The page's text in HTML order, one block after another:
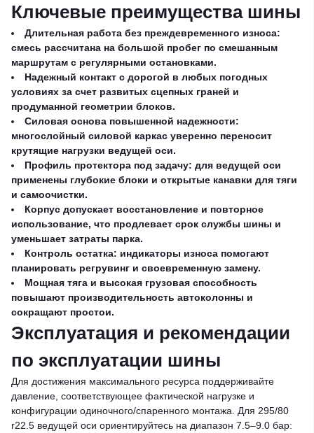
Ключевые преимущества шины
Длительная работа без преждевременного износа:
смесь рассчитана на большой пробег по смешанным
маршрутам с регулярными остановками.
Надежный контакт с дорогой в любых погодных
условиях за счет развитых сцепных граней и
продуманной геометрии блоков.
Силовая основа повышенной надежности:
многослойный силовой каркас уверенно переносит
крутящие нагрузки ведущей оси.
Профиль протектора под задачу: для ведущей оси
применены глубокие блоки и открытые канавки для тяги
и самоочистки.
Корпус допускает восстановление и повторное
использование, что продлевает срок службы шины и
уменьшает затраты парка.
Контроль остатка: индикаторы износа помогают
планировать регрувинг и своевременную замену.
Мощная тяга и высокая грузовая способность
повышают производительность автоколонны и
сокращают простои.
Эксплуатация и рекомендации
по эксплуатации шины
Для достижения максимального ресурса поддерживайте
давление, соответствующее фактической нагрузке и
конфигурации одиночного/спаренного монтажа. Для 295/80
r22.5 ведущей оси ориентируйтесь на диапазон 7.5–9.0 бар: